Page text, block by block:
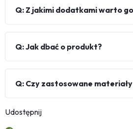
Q: Z jakimi dodatkami warto
Q: Jak dbać o produkt?
Q: Czy zastosowane
Udostępnij